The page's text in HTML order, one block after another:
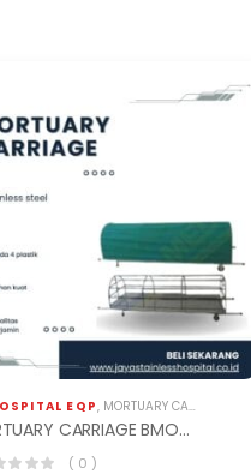
EQP, MORTUARY CARRIAGE / TANDU
MORTUARY CARRIAGE BMO-201
( 0 )